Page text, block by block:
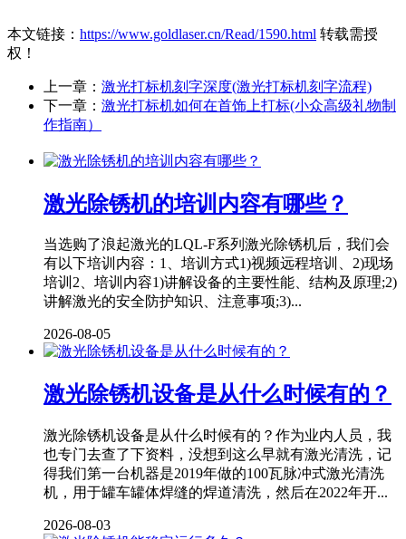
本文链接： https://www.goldlaser.cn/Read/1590.html 转载需授
权！
上一章： 激光打标机刻字深度(激光打标机刻字流程)
下一章： 激光打标机如何在首饰上打标(小众高级礼物制
作指南）
激光除锈机的培训内容有哪些？
当选购了浪起激光的LQL-F系列激光除锈机后，我们会
有以下培训内容：1、培训方式1)视频远程培训、2)现场
培训2、培训内容1)讲解设备的主要性能、结构及原理;2)
讲解激光的安全防护知识、注意事项;3)...
2026-08-05
激光除锈机设备是从什么时候有的？
激光除锈机设备是从什么时候有的？作为业内人员，我
也专门去查了下资料，没想到这么早就有激光清洗，记
得我们第一台机器是2019年做的100瓦脉冲式激光清洗
机，用于罐车罐体焊缝的焊道清洗，然后在2022年开...
2026-08-03